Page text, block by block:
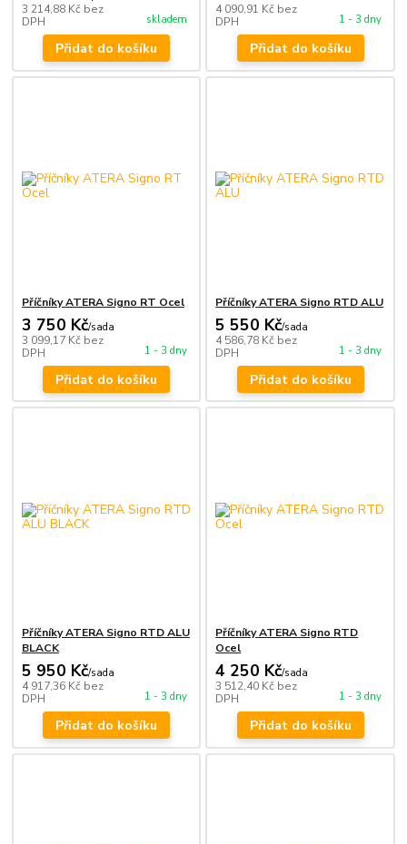
3 214,88 Kč bez
DPH
skladem
Přidat do košíku
4 090,91 Kč bez
DPH
1 - 3 dny
Přidat do košíku
Příčníky ATERA Signo RT Ocel
3 750 Kč/sada
3 099,17 Kč bez
DPH
1 - 3 dny
Přidat do košíku
Příčníky ATERA Signo RTD ALU
5 550 Kč/sada
4 586,78 Kč bez
DPH
1 - 3 dny
Přidat do košíku
Příčníky ATERA Signo RTD ALU
BLACK
5 950 Kč/sada
4 917,36 Kč bez
DPH
1 - 3 dny
Přidat do košíku
Příčníky ATERA Signo RTD
Ocel
4 250 Kč/sada
3 512,40 Kč bez
DPH
1 - 3 dny
Přidat do košíku